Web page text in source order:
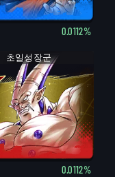
0.0112%
초일성장군
0.0112%